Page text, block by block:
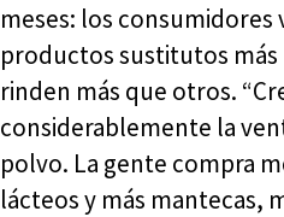
meses: los consumidores
productos sustitutos más
rinden más que otros.
considerablemente la
polvo. La gente compra
lácteos y más mantecas,